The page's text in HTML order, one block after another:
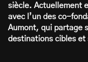
siècle. Actuellement
avec l’un des co-
Aumont, qui partage
destinations cibles et